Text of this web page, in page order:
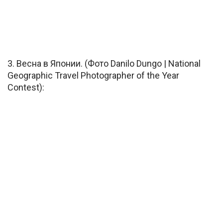
3. Весна в Японии. (Фото Danilo Dungo | National
Geographic Travel Photographer of the Year
Contest):